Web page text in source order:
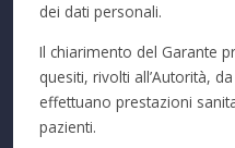
dei dati personali.
Il chiarimento del Garante
quesiti, rivolti all’Autorità,
effettuano prestazioni
pazienti.